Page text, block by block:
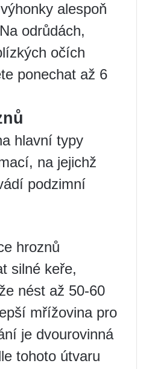
alespoň
odrůdách,
očích
ponechat až 6
hlavní typy
na jejichž
podzimní
hroznů
silné keře,
nést až 50-60
mřížovina pro
je dvourovinná
tohoto útvaru